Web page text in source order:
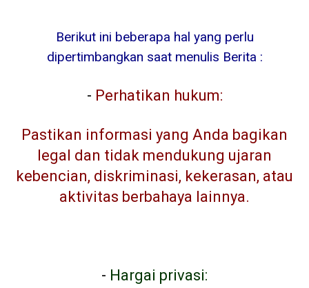
Berikut ini beberapa hal yang perlu
dipertimbangkan saat menulis Berita :
- Perhatikan hukum:
Pastikan informasi yang Anda bagikan
legal dan tidak mendukung ujaran
kebencian, diskriminasi, kekerasan, atau
aktivitas berbahaya lainnya.
- Hargai privasi: